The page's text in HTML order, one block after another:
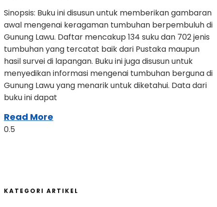
Sinopsis: Buku ini disusun untuk memberikan gambaran
awal mengenai keragaman tumbuhan berpembuluh di
Gunung Lawu. Daftar mencakup 134 suku dan 702 jenis
tumbuhan yang tercatat baik dari Pustaka maupun
hasil survei di lapangan. Buku ini juga disusun untuk
menyedikan informasi mengenai tumbuhan berguna di
Gunung Lawu yang menarik untuk diketahui. Data dari
buku ini dapat
Read More
KATEGORI ARTIKEL